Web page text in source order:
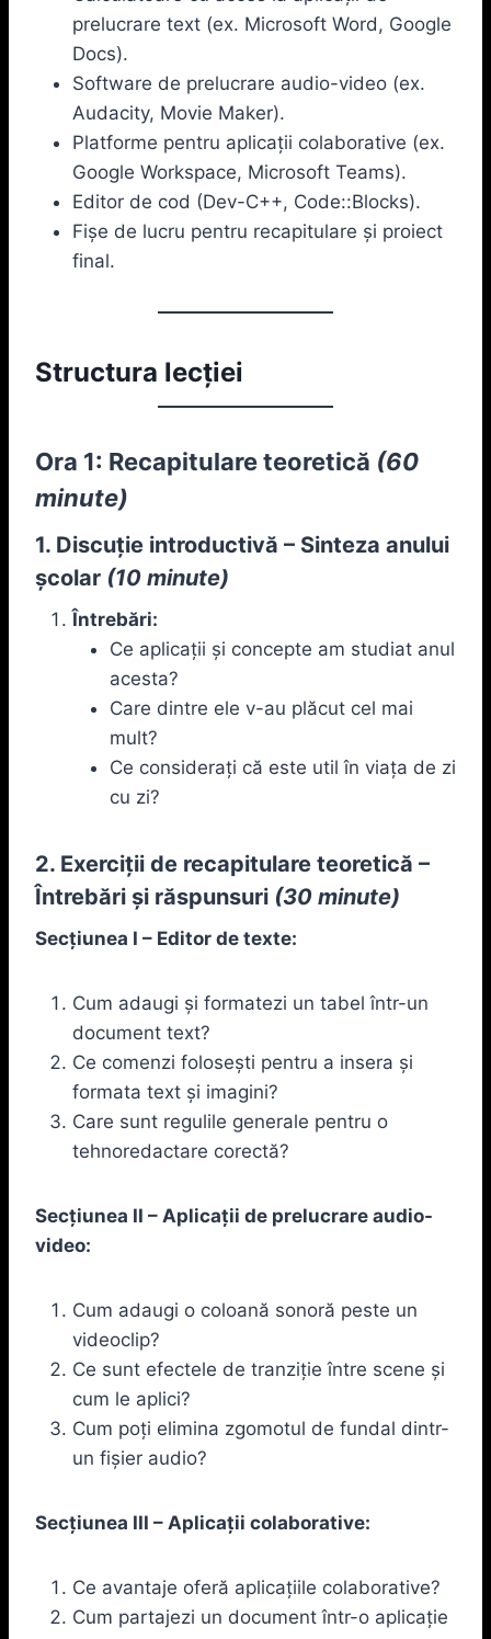
prelucrare text (ex. Microsoft Word, Google
Docs).
Software de prelucrare audio-video (ex.
Audacity, Movie Maker).
Platforme pentru aplicații colaborative (ex.
Google Workspace, Microsoft Teams).
Editor de cod (Dev-C++, Code::Blocks).
Fișe de lucru pentru recapitulare și proiect
final.
Structura lecției
Ora 1: Recapitulare teoretică (60
minute)
1. Discuție introductivă – Sinteza anului
școlar (10 minute)
Întrebări:
Ce aplicații și concepte am studiat anul
acesta?
Care dintre ele v-au plăcut cel mai
mult?
Ce considerați că este util în viața de zi
cu zi?
2. Exerciții de recapitulare teoretică –
Întrebări și răspunsuri (30 minute)
Secțiunea I – Editor de texte:
Cum adaugi și formatezi un tabel într-un
document text?
Ce comenzi folosești pentru a insera și
formata text și imagini?
Care sunt regulile generale pentru o
tehnoredactare corectă?
Secțiunea II – Aplicații de prelucrare audio-
video:
Cum adaugi o coloană sonoră peste un
videoclip?
Ce sunt efectele de tranziție între scene și
cum le aplici?
Cum poți elimina zgomotul de fundal dintr-
un fișier audio?
Secțiunea III – Aplicații colaborative:
Ce avantaje oferă aplicațiile colaborative?
Cum partajezi un document într-o aplicație